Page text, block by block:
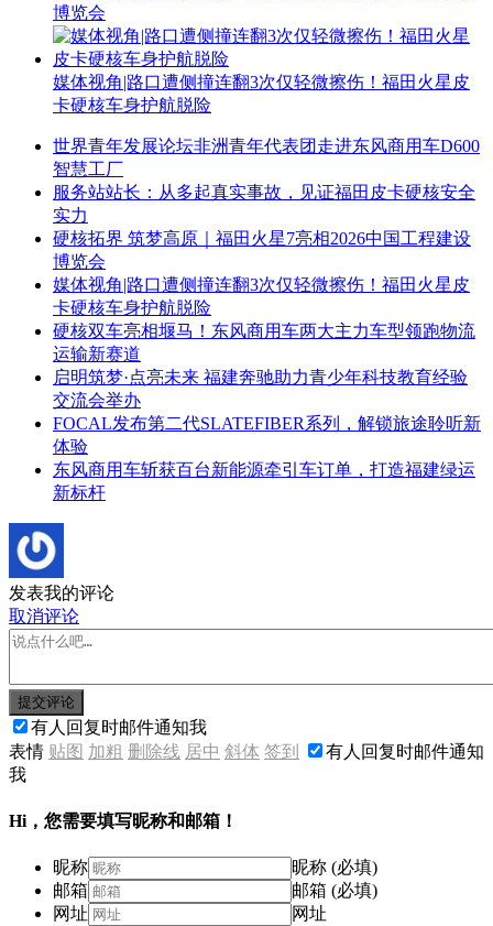
博览会
媒体视角|路口遭侧撞连翻3次仅轻微擦伤！福田火星皮
卡硬核车身护航脱险
世界青年发展论坛非洲青年代表团走进东风商用车D600
智慧工厂
服务站站长：从多起真实事故，见证福田皮卡硬核安全
实力
硬核拓界 筑梦高原｜福田火星7亮相2026中国工程建设
博览会
媒体视角|路口遭侧撞连翻3次仅轻微擦伤！福田火星皮
卡硬核车身护航脱险
硬核双车亮相堰马！东风商用车两大主力车型领跑物流
运输新赛道
启明筑梦·点亮未来 福建奔驰助力青少年科技教育经验
交流会举办
FOCAL发布第二代SLATEFIBER系列，解锁旅途聆听新
体验
东风商用车斩获百台新能源牵引车订单，打造福建绿运
新标杆
发表我的评论
取消评论
提交评论
有人回复时邮件通知我
表情 贴图 加粗 删除线 居中 斜体 签到
有人回复时邮件通知
我
Hi，您需要填写昵称和邮箱！
昵称
昵称 (必填)
邮箱
邮箱 (必填)
网址
网址